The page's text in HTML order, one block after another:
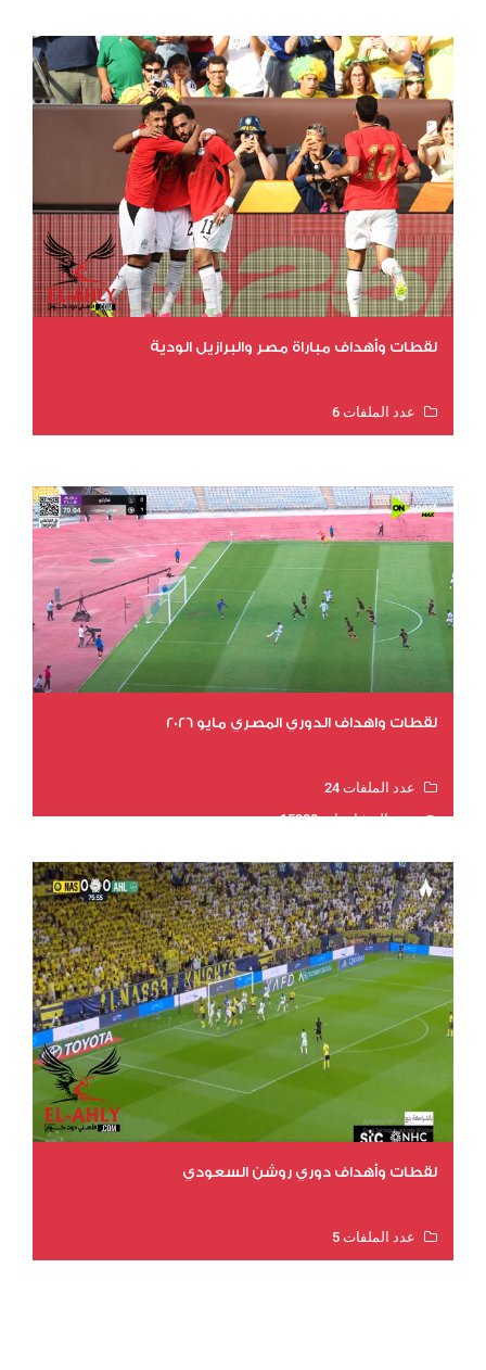
لقطات وأهداف مباراة مصر والبرازيل الودية
عدد الملفات 6
لقطات واهداف الدوري المصري مايو 2026
عدد الملفات 24
عدد المشاهدات 15300
لقطات وأهداف دوري روشن السعودي
عدد الملفات 5